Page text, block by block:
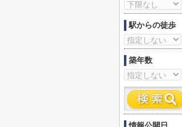
駅からの徒歩
築年数